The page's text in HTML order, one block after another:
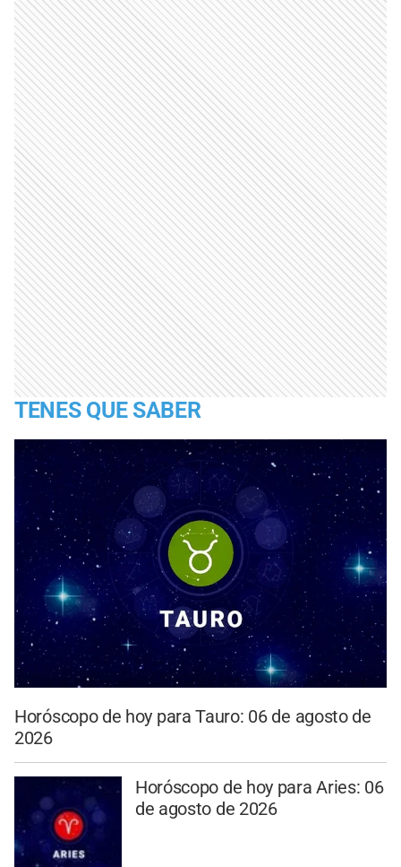
TENES QUE SABER
Horóscopo de hoy para Tauro: 06 de agosto de
2026
Horóscopo de hoy para Aries: 06
de agosto de 2026